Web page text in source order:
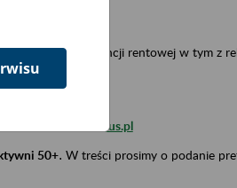
i prewencji rentowej w tym z
50+. W treści prosimy o podanie